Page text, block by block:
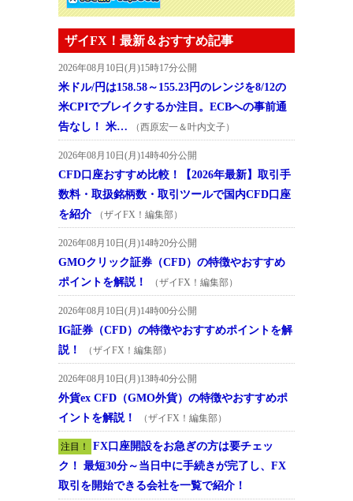
ザイFX！最新＆おすすめ記事
2026年08月10日(月)15時17分公開
米ドル/円は158.58～155.23円のレンジを8/12の
米CPIでブレイクするか注目。ECBへの事前通
告なし！ 米…
（西原宏一＆叶内文子）
2026年08月10日(月)14時40分公開
CFD口座おすすめ比較！【2026年最新】取引手
数料・取扱銘柄数・取引ツールで国内CFD口座
を紹介
（ザイFX！編集部）
2026年08月10日(月)14時20分公開
GMOクリック証券（CFD）の特徴やおすすめ
ポイントを解説！
（ザイFX！編集部）
2026年08月10日(月)14時00分公開
IG証券（CFD）の特徴やおすすめポイントを解
説！
（ザイFX！編集部）
2026年08月10日(月)13時40分公開
外貨ex CFD（GMO外貨）の特徴やおすすめポ
イントを解説！
（ザイFX！編集部）
注目！
FX口座開設をお急ぎの方は要チェッ
ク！ 最短30分～当日中に手続きが完了し、FX
取引を開始できる会社を一覧で紹介！